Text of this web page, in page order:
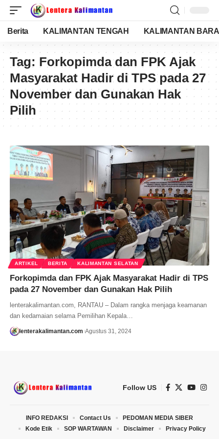
Berita KALIMANTAN TENGAH KALIMANTAN
Tag: Forkopimda dan FPK Ajak
Masyarakat Hadir di TPS pada 27
November dan Gunakan Hak
Pilih
ARTIKEL BERITA KALIMANTAN SELATAN
Forkopimda dan FPK Ajak Masyarakat Hadir di TPS
pada 27 November dan Gunakan Hak Pilih
lenterakalimantan.com, RANTAU – Dalam rangka menjaga keamanan
dan kedamaian selama Pemilihan Kepala…
lenterakalimantan.com Agustus 31, 2024
Follow US
INFO REDAKSI Contact Us
PEDOMAN MEDIA SIBER
Kode Etik
SOP WARTAWAN Disclaimer Privacy Policy